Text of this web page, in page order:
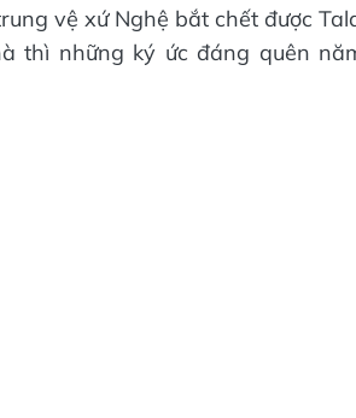
vệ xứ Nghệ bắt chết được
thì những ký ức đáng quên